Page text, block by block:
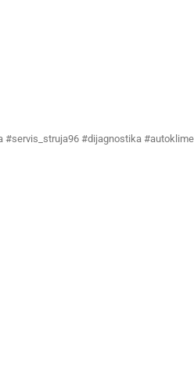
#dijagnostika